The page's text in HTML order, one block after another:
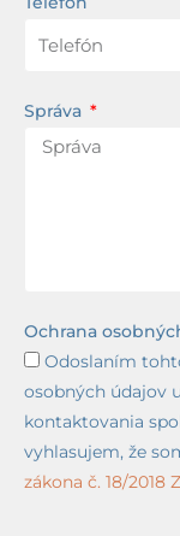
Správa
Ochrana
Odoslaním
osobných údajov
kontaktovania
vyhlasujem, že
zákona č. 18/2018